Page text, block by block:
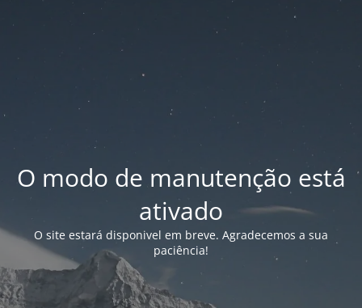
O modo de manutenção está
ativado
O site estará disponivel em breve. Agradecemos a sua
paciência!